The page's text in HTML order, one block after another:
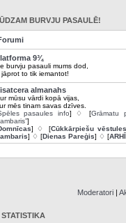
BURVJU PASAULĒ!
9¾
burvju pasauli mums dod,
jāprot to tik iemantot!
almanahs
mūsu vārdi kopā vijas,
mēs tinam savas dzīves.
pasaules info] ♢ [Grāmatu
]
] ♢ [Cūkkārpiešu vēstules
] ♢ [Dienas Pareģis] ♢ [
Moderatori |